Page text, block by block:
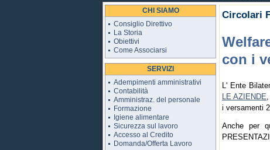
CHI SIAMO
Consiglio Direttivo
La Storia
Obiettivi
Come Associarsi
SERVIZI
Adempimenti amministrativi
Contabilità
Amministraz. del personale
Formazione
Igiene alimentare
Sicurezza sul lavoro
Accesso al Credito
Domanda/Offerta Lavoro
Circolari
con i
L' Ente
LE AZIENDE
i versamenti
Anche per